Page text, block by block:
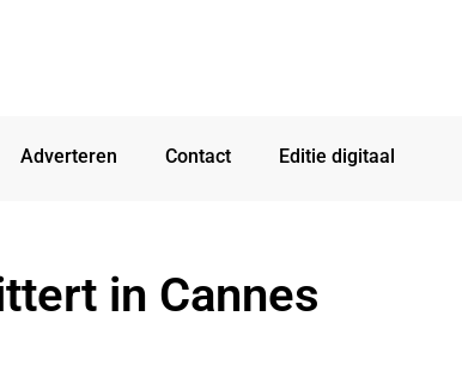
Adverteren Contact Editie digitaal
in Cannes